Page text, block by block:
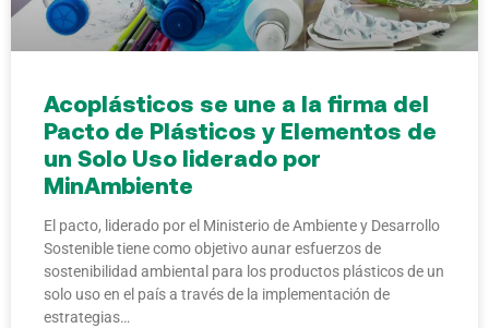
Acoplásticos se une a la firma del
Pacto de Plásticos y Elementos de
un Solo Uso liderado por
MinAmbiente
El pacto, liderado por el Ministerio de Ambiente y Desarrollo
Sostenible tiene como objetivo aunar esfuerzos de
sostenibilidad ambiental para los productos plásticos de un
solo uso en el país a través de la implementación de
estrategias…